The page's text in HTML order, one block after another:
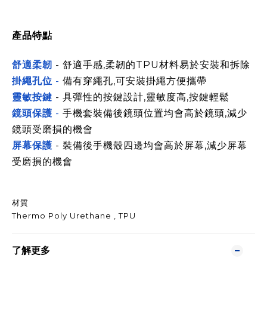
產品特點
舒適柔韌 - 舒適手感,柔韌的TPU材料易於安裝和拆除
掛繩孔位 - 備有穿繩孔,可安裝掛繩方便攜帶
靈敏按鍵 - 具彈性的按鍵設計,靈敏度高,按鍵輕鬆
鏡頭保護 - 手機套裝備後鏡頭位置均會高於鏡頭,減少
鏡頭受磨損的機會
屏幕保護 - 裝備後手機殼四邊均會高於屏幕,減少屏幕
受磨損的機會
材質
Thermo Poly Urethane , TPU
了解更多